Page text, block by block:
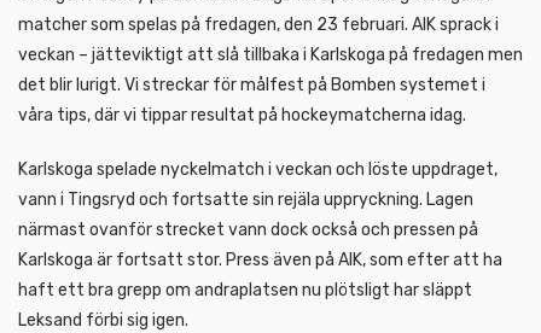
matcher som spelas på fredagen, den 23 februari. AIK sprack i
veckan – jätteviktigt att slå tillbaka i Karlskoga på fredagen men
det blir lurigt. Vi streckar för målfest på Bomben systemet i
våra tips, där vi tippar resultat på hockeymatcherna idag.
Karlskoga spelade nyckelmatch i veckan och löste uppdraget,
vann i Tingsryd och fortsatte sin rejäla uppryckning. Lagen
närmast ovanför strecket vann dock också och pressen på
Karlskoga är fortsatt stor. Press även på AIK, som efter att ha
haft ett bra grepp om andraplatsen nu plötsligt har släppt
Leksand förbi sig igen.